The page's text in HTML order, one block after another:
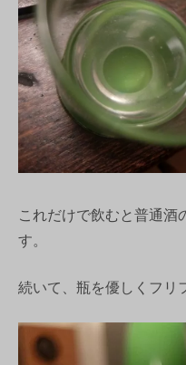
これだけで飲むと普通酒
す。
続いて、瓶を優しくフリ